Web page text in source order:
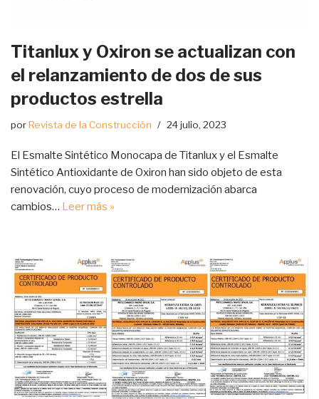
Titanlux y Oxiron se actualizan con
el relanzamiento de dos de sus
productos estrella
porRevista de la Construcción 24 julio, 2023
El Esmalte Sintético Monocapa de Titanlux y el Esmalte
Sintético Antioxidante de Oxiron han sido objeto de esta
renovación, cuyo proceso de modernización abarca
cambios… Leer más »